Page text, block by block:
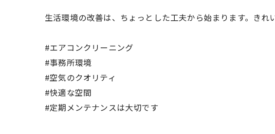
生活環境の改善は、ちょっとした工夫から始まります。き
#エアコンクリーニング
#事務所環境
#空気のクオリティ
#快適な空間
#定期メンテナンスは大切です